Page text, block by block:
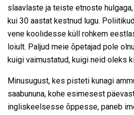
slaavlaste ja teiste etnoste
kui 30 aastat kestnud lugu.
vene koolidesse küll rohkem
loiult. Paljud meie õpetajad pole
kuigi vaimustatud, kuigi neid oleks
Minusugust, kes pisteti kunagi
saabununa, kohe esimesest
ingliskeelsesse õppesse, paneb